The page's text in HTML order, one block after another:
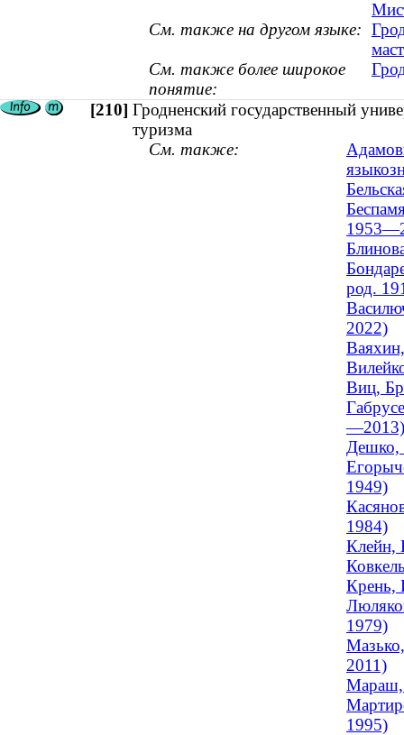
См. также на другом языке:
См. также более широкое
понятие:
[210] Гродненский государственный
туризма
См. также:
род.
2022)
Виц,
—2013)
Дешко,
1949)
1984)
Клейн,
Крень,
1979)
2011)
Мараш,
1995)